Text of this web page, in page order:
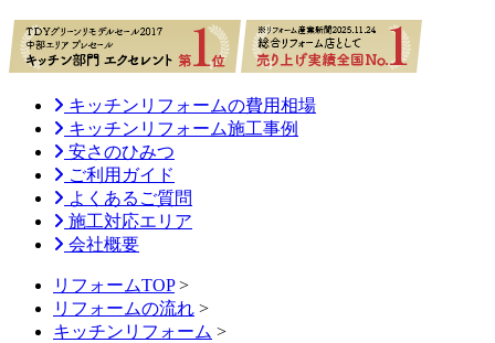
キッチンリフォームの費用相場
キッチンリフォーム施工事例
安さのひみつ
ご利用ガイド
よくあるご質問
施工対応エリア
会社概要
リフォームTOP>
リフォームの流れ >
キッチンリフォーム >